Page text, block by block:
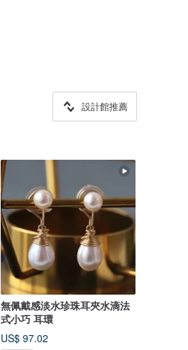
設計館推薦
無佩戴感淡水珍珠耳夾水滴法
式小巧 耳環
US$ 97.02